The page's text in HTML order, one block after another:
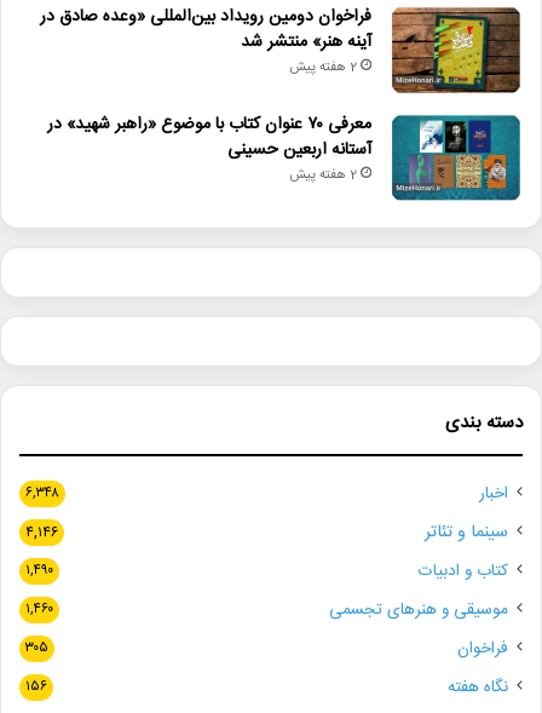
فراخوان دومین رویداد بین‌المللی «وعده صادق در
آینه هنر» منتشر شد
2 هفته پیش
معرفی ۷۰ عنوان کتاب با موضوع «راهبر شهید» در
آستانه اربعین حسینی
2 هفته پیش
دسته بندی
اخبار ۶,۳۴۸
سینما و تئاتر ۴,۱۴۶
کتاب و ادبیات ۱,۴۹۰
موسیقی و هنرهای تجسمی ۱,۴۶۰
فراخوان ۳۰۵
نگاه هفته ۱۵۶